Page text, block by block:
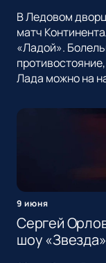
В Ледовом
матч
«Ладой».
Лада можно на
9 июня
Сергей
шоу